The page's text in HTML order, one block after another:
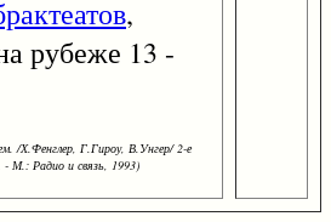
,
рубеже 13 -
/Х.Фенглер, Г.Гироу, В.Унгер/ 2-е
- М.: Радио и связь, 1993)